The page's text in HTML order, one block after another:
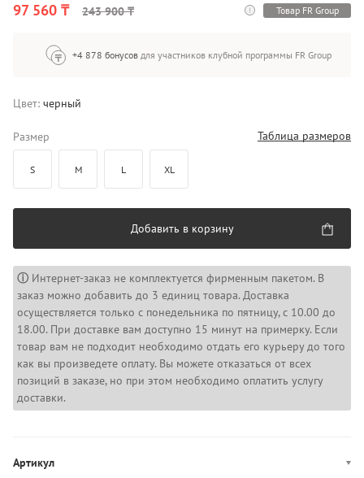
97 560 ₸
243 900 ₸ Товар FR Group
+4 878 бонусов для участников клубной программы FR Group
Цвет: черный
Размер Таблица размеров
S M L XL
Добавить в корзину
ⓘ Интернет-заказ не комплектуется фирменным пакетом. В
заказ можно добавить до 3 единиц товара. Доставка
осуществляется только с понедельника по пятницу, с 10.00 до
18.00. При доставке вам доступно 15 минут на примерку. Если
товар вам не подходит необходимо отдать его курьеру до того
как вы произведете оплату. Вы можете отказаться от всех
позиций в заказе, но при этом необходимо оплатить услугу
доставки.
Артикул